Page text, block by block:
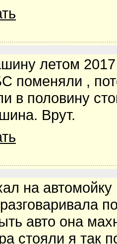
летом
поменяли ,
в половину
Врут.
на
авто она
стояли я так